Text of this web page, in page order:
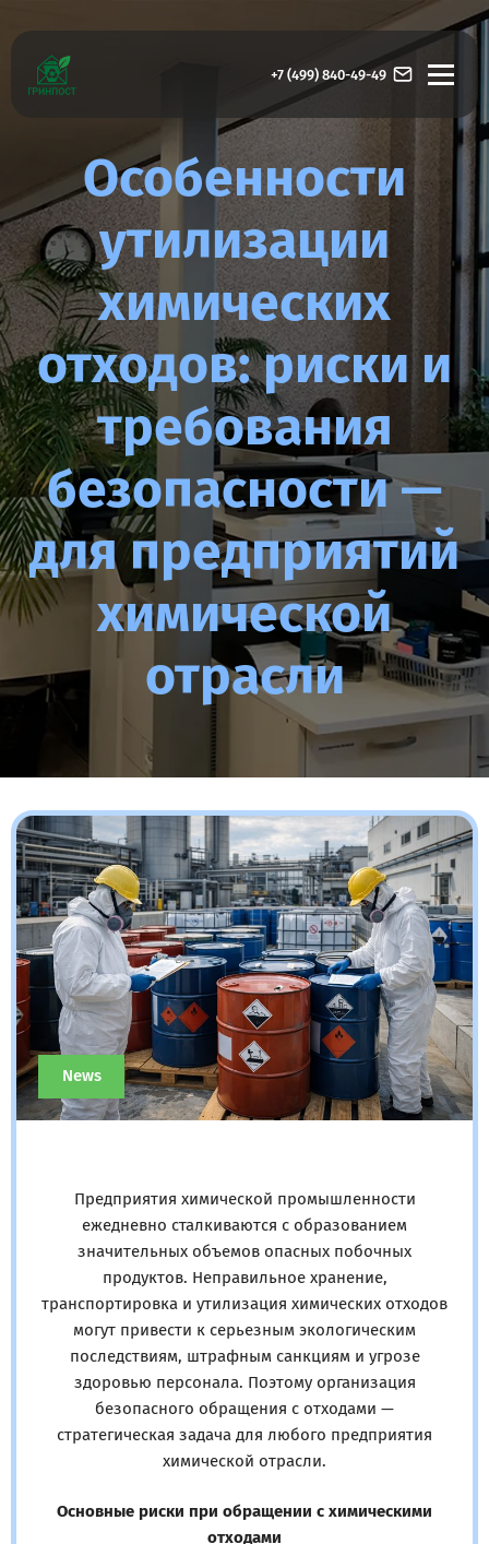
+7 (499) 840-49-49
Особенности
утилизации
химических
отходов: риски и
требования
безопасности —
для предприятий
химической
отрасли
News
Предприятия химической промышленности
ежедневно сталкиваются с образованием
значительных объемов опасных побочных
продуктов. Неправильное хранение,
транспортировка и утилизация химических отходов
могут привести к серьезным экологическим
последствиям, штрафным санкциям и угрозе
здоровью персонала. Поэтому организация
безопасного обращения с отходами —
стратегическая задача для любого предприятия
химической отрасли.
Основные риски при обращении с химическими
отходами